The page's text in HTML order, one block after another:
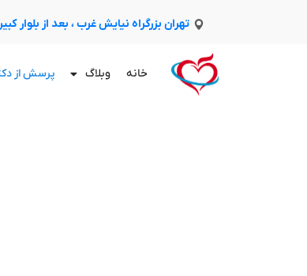
تهران بزرگراه نیایش غرب ، بعد از بلوار
خانه وبلاگ پرسش از